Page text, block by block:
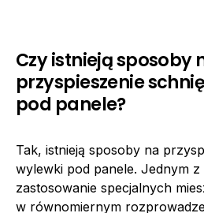
Czy istnieją sposoby
przyspieszenie
pod panele?
Tak, istnieją sposoby na
wylewki pod panele. Jednym z
zastosowanie specjalnych
w równomiernym